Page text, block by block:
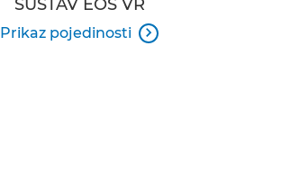
SUSTAV EOS VR
Prikaz pojedinosti 